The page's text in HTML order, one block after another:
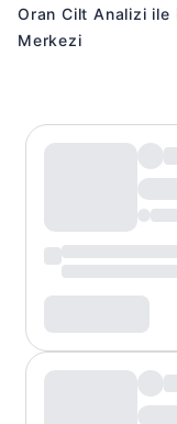
Oran Cilt Analizi ile
Merkezi